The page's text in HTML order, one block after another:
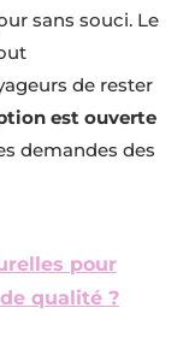
sans souci. Le
de rester
est ouverte
demandes des
pour
qualité ?